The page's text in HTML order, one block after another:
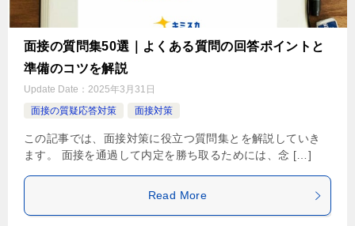
面接の質問集50選｜よくある質問の回答ポイントと
準備のコツを解説
Update Date： 2025年3月31日
面接の質疑応答対策
面接対策
この記事では、面接対策に役立つ質問集とを解説していき
ます。 面接を通過して内定を勝ち取るためには、念 […]
Read More